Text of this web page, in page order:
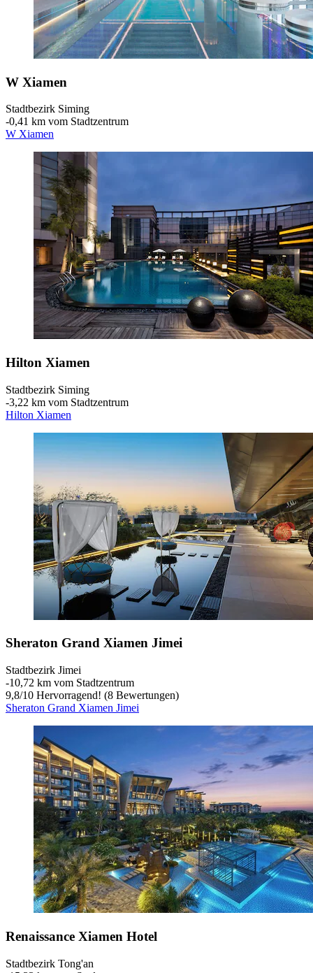
W Xiamen
Stadtbezirk Siming
‐0,41 km vom Stadtzentrum
W Xiamen
Hilton Xiamen
Stadtbezirk Siming
‐3,22 km vom Stadtzentrum
Hilton Xiamen
Sheraton Grand Xiamen Jimei
Stadtbezirk Jimei
‐10,72 km vom Stadtzentrum
9,8/10 Hervorragend! (8 Bewertungen)
Sheraton Grand Xiamen Jimei
Renaissance Xiamen Hotel
Stadtbezirk Tong'an